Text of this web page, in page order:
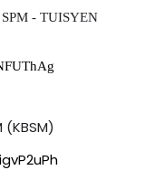
- TUISYEN